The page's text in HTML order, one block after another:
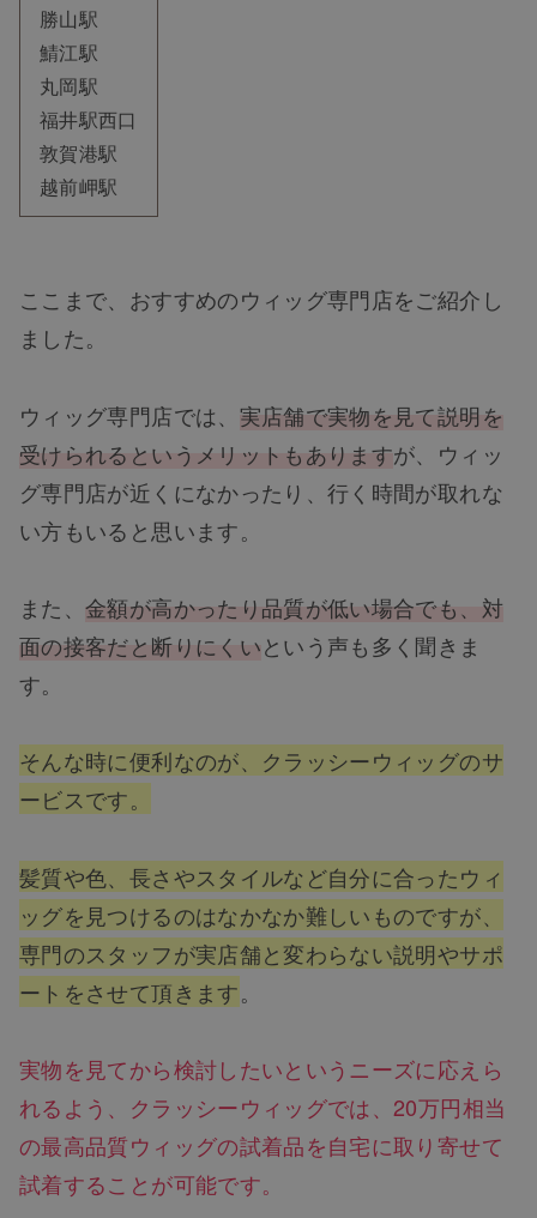
勝山駅
鯖江駅
丸岡駅
福井駅西口
敦賀港駅
越前岬駅
ここまで、おすすめのウィッグ専門店をご紹介し
ました。
ウィッグ専門店では、 実店舗で実物を見て説明を
受けられるというメリットもありますが、ウィッ
グ専門店が近くになかったり、行く時間が取れな
い方もいると思います。
また、金額が高かったり品質が低い場合でも、対
面の接客だと断りにくいという声も多く聞きま
す。
そんな時に便利なのが、クラッシーウィッグのサ
ービスです。
髪質や色、長さやスタイルなど自分に合ったウィ
ッグを見つけるのはなかなか難しいものですが、
専門のスタッフが実店舗と変わらない説明やサポ
ートをさせて頂きます。
実物を見てから検討したいというニーズに応えら
れるよう、クラッシーウィッグでは、20万円相当
の最高品質ウィッグの試着品を自宅に取り寄せて
試着することが可能です。